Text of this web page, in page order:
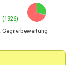
(1926)
Gegnerbewertung